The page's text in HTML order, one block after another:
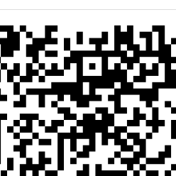
迎有興趣
報名參
加。
慮
如
養
線